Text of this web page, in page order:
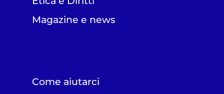
Magazine e news
Come aiutarci